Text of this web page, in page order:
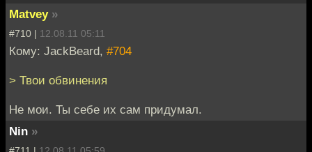
Matvey »
#710 | 12.08.11 05:11
Кому: JackBeard, #704
> Твои обвинения
Не мои. Ты себе их сам придумал.
Nin »